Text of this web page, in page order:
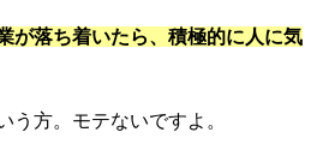
が落ち着いたら、積極的に人に気
う方。モテないですよ。